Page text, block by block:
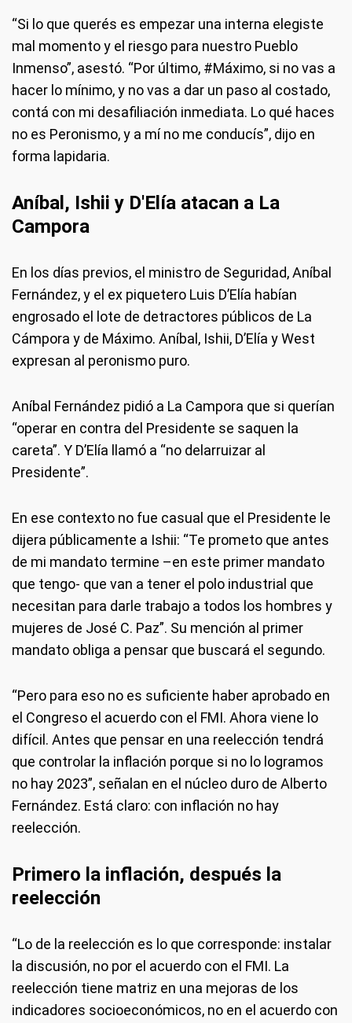
“Si lo que querés es empezar una interna elegiste
mal momento y el riesgo para nuestro Pueblo
Inmenso”, asestó. “Por último, #Máximo, si no vas a
hacer lo mínimo, y no vas a dar un paso al costado,
contá con mi desafiliación inmediata. Lo qué haces
no es Peronismo, y a mí no me conducís”, dijo en
forma lapidaria.
Aníbal, Ishii y D'Elía atacan a La
Campora
En los días previos, el ministro de Seguridad, Aníbal
Fernández, y el ex piquetero Luis D’Elía habían
engrosado el lote de detractores públicos de La
Cámpora y de Máximo. Aníbal, Ishii, D’Elía y West
expresan al peronismo puro.
Aníbal Fernández pidió a La Campora que si querían
“operar en contra del Presidente se saquen la
careta”. Y D’Elía llamó a “no delarruizar al
Presidente”.
En ese contexto no fue casual que el Presidente le
dijera públicamente a Ishii: “Te prometo que antes
de mi mandato termine –en este primer mandato
que tengo- que van a tener el polo industrial que
necesitan para darle trabajo a todos los hombres y
mujeres de José C. Paz”. Su mención al primer
mandato obliga a pensar que buscará el segundo.
“Pero para eso no es suficiente haber aprobado en
el Congreso el acuerdo con el FMI. Ahora viene lo
difícil. Antes que pensar en una reelección tendrá
que controlar la inflación porque si no lo logramos
no hay 2023”, señalan en el núcleo duro de Alberto
Fernández. Está claro: con inflación no hay
reelección.
Primero la inflación, después la
reelección
“Lo de la reelección es lo que corresponde: instalar
la discusión, no por el acuerdo con el FMI. La
reelección tiene matriz en una mejoras de los
indicadores socioeconómicos, no en el acuerdo con